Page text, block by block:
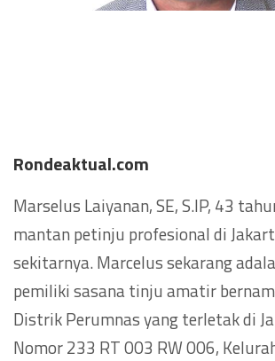
Rondeaktual.com
Marselus Laiyanan, SE, S.IP, 43
mantan petinju profesional di
sekitarnya. Marcelus sekarang
pemiliki sasana tinju amatir
Distrik Perumnas yang terletak di
Nomor 233 RT 003 RW 006,